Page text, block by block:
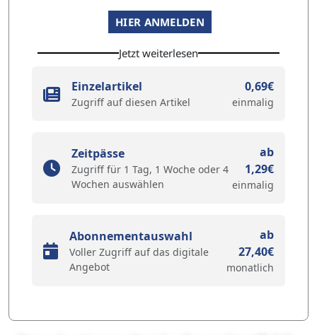
HIER ANMELDEN
Jetzt weiterlesen
Einzelartikel
Zugriff auf diesen Artikel
0,69€
einmalig
Zeitpässe
Zugriff für 1 Tag, 1 Woche oder 4
Wochen auswählen
ab
1,29€
einmalig
Abonnementauswahl
Voller Zugriff auf das digitale
Angebot
ab
27,40€
monatlich